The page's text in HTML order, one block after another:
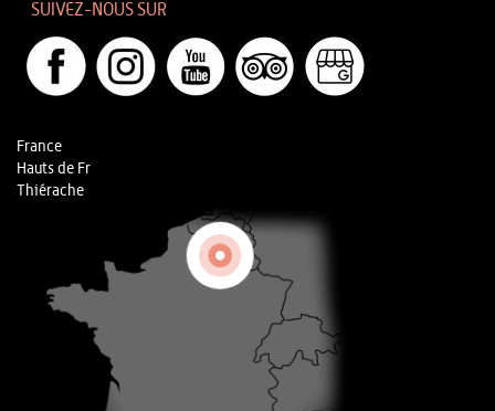
SUIVEZ-NOUS SUR
France
Hauts de Fr
Thiérache